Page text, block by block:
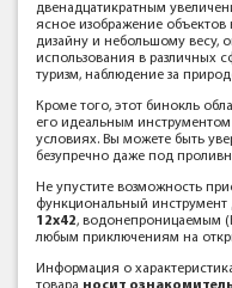
двенадцатикратным
ясное изображение
дизайну и небольшому весу,
использования в различных
туризм, наблюдение за
Кроме того, этот бинокль
его идеальным
условиях. Вы можете быть
безупречно даже под
Не упустите возможность
функциональный
12х42, водонепроницаемым
любым приключениям на
Информация о